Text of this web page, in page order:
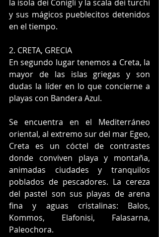
la isola dei Conigli y la scala dei turchi
y sus mágicos pueblecitos detenidos
en el tiempo.
2. CRETA, GRECIA
En segundo lugar tenemos a Creta, la
mayor de las islas griegas y son
dudas la líder en lo que concierne a
playas con Bandera Azul.
Se encuentra en el Mediterráneo
oriental, al extremo sur del mar Egeo,
Creta es un cóctel de contrastes
donde conviven playa y montaña,
animadas ciudades y tranquilos
poblados de pescadores. La cereza
del pastel son sus playas de arena
fina y aguas cristalinas: Balos,
Kommos, Elafonisi, Falasarna,
Paleochora.